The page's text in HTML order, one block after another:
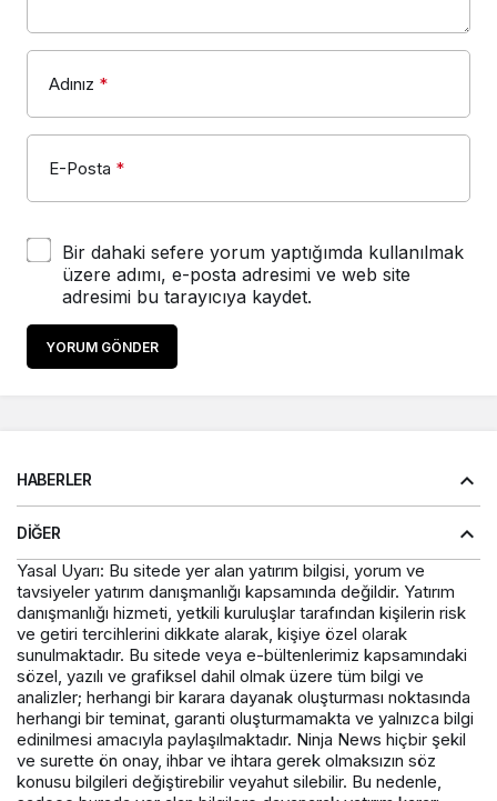
Adınız *
E-Posta *
Bir dahaki sefere yorum yaptığımda kullanılmak
üzere adımı, e-posta adresimi ve web site
adresimi bu tarayıcıya kaydet.
YORUM GÖNDER
HABERLER
DIĞER
Yasal Uyarı: Bu sitede yer alan yatırım bilgisi, yorum ve
tavsiyeler yatırım danışmanlığı kapsamında değildir. Yatırım
danışmanlığı hizmeti, yetkili kuruluşlar tarafından kişilerin risk
ve getiri tercihlerini dikkate alarak, kişiye özel olarak
sunulmaktadır. Bu sitede veya e-bültenlerimiz kapsamındaki
sözel, yazılı ve grafiksel dahil olmak üzere tüm bilgi ve
analizler; herhangi bir karara dayanak oluşturması noktasında
herhangi bir teminat, garanti oluşturmamakta ve yalnızca bilgi
edinilmesi amacıyla paylaşılmaktadır. Ninja News hiçbir şekil
ve surette ön onay, ihbar ve ihtara gerek olmaksızın söz
konusu bilgileri değiştirebilir veyahut silebilir. Bu nedenle,